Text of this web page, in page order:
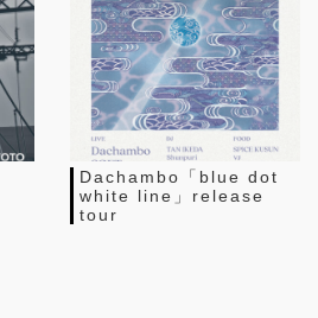
Dachambo「blue dot
white line」release
tour